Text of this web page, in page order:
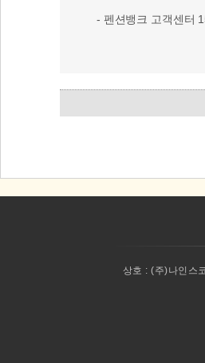
- 펜션뱅크 고객센터
상호 : (주)나인스